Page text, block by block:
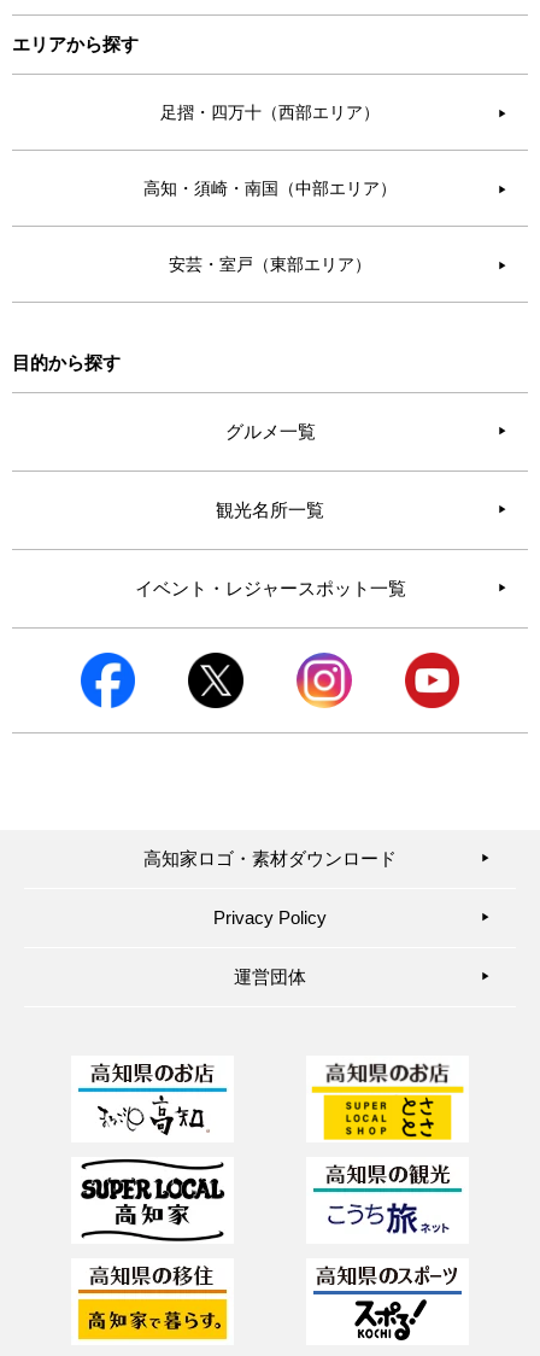
エリアから探す
足摺・四万十（西部エリア） ▶︎
高知・須崎・南国（中部エリア） ▶︎
安芸・室戸（東部エリア） ▶︎
目的から探す
グルメ一覧
観光名所一覧
イベント・レジャースポット一覧
高知家ロゴ・素材ダウンロード ▶︎
Privacy Policy ▶︎
運営団体 ▶︎